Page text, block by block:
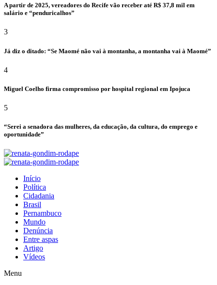
A partir de 2025, vereadores do Recife vão receber até R$ 37,8 mil em
salário e “penduricalhos”
3
Já diz o ditado: “Se Maomé não vai à montanha, a montanha vai à Maomé”
4
Miguel Coelho firma compromisso por hospital regional em Ipojuca
5
“Serei a senadora das mulheres, da educação, da cultura, do emprego e
oportunidade”
Início
Política
Cidadania
Brasil
Pernambuco
Mundo
Denúncia
Entre aspas
Artigo
Vídeos
Menu